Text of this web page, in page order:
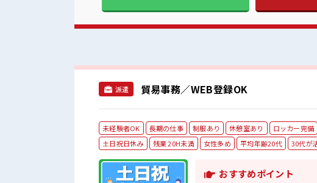
派遣 貿易事務／WEB登録OK
未経験者OK 長期の仕事 制服あり 休憩室あり ロッカー完備
土日祝日休み
残業 20H未満 女性多め 平均年齢20代 30代が
おすすめポイント